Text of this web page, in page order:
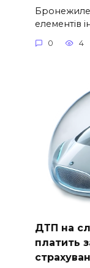
елементів
0 4
ДТП на
платить